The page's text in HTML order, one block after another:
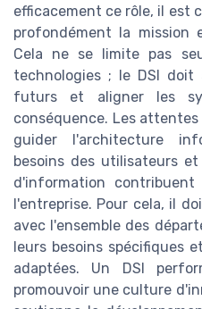
efficacement ce rôle, il est
profondément la mission
Cela ne se limite pas
technologies ; le DSI doit
futurs et aligner les
conséquence. Les attentes
guider l'architecture
besoins des utilisateurs
d'information
l'entreprise. Pour cela, il
avec l'ensemble des
leurs besoins spécifiques
adaptées. Un DSI
promouvoir une culture